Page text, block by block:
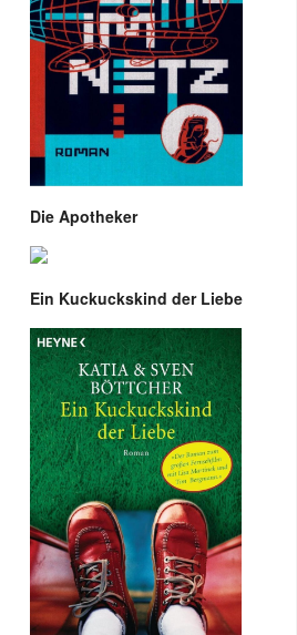
Die Apotheker
Ein Kuckuckskind der Liebe